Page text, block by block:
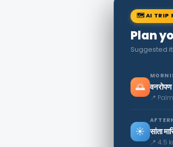
🗺 AI TRIP
Plan
Suggested
🌅 वनरोपण
📍
☀️ सांता
📍 4.5